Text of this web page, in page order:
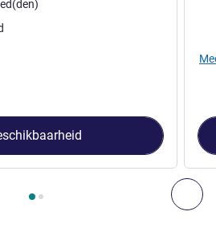
1 : Standard kamer met 1